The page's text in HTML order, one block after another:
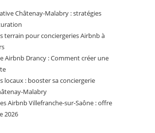
Châtenay-Malabry : stratégies
terrain pour conciergeries Airbnb à
Airbnb Drancy : Comment créer une
locaux : booster sa conciergerie
Malabry
Airbnb Villefranche-sur-Saône : offre
2026